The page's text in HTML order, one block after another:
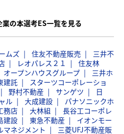
の本選考ES一覧を見る
ムズ 住友不動産販売
三井不
レオパレス２１
住友林
オープンハウスグループ
三井ホ
建託
スターツコーポレーショ
野村不動産 サンゲツ
日
ル 大成建設
パナソニックホ
務店 大林組
長谷工コーポレ
建設 東急不動産
イオンモー
マネジメント
三菱UFJ不動産販